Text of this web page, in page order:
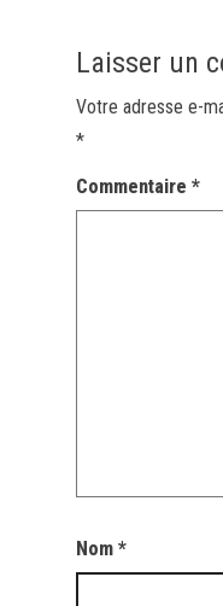
Laisser un
Votre adresse e-
*
Commentaire*
Nom*